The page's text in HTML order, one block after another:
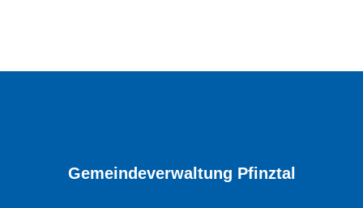
Gemeindeverwaltung Pfinztal